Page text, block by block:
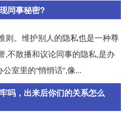
同事秘密?
则。维护别人的隐私也是一种尊
,不散播和议论同事的隐私,是办
室里的“悄悄话”,像...
吗，出来后你们的关系怎么